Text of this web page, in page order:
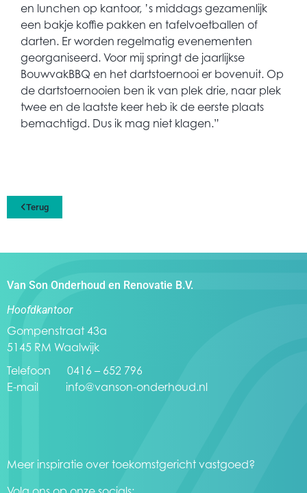
en lunchen op kantoor, ’s middags gezamenlijk
een bakje koffie pakken en tafelvoetballen of
darten. Er worden regelmatig evenementen
georganiseerd. Voor mij springt de jaarlijkse
BouwvakBBQ en het dartstoernooi er bovenuit. Op
de dartstoernooien ben ik van plek drie, naar plek
twee en de laatste keer heb ik de eerste plaats
bemachtigd. Dus ik mag niet klagen.”
Terug
Van Son Onderhoud en Renovatie B.V.
Hoofdkantoor
Gompenstraat 43a
5145 RM Waalwijk
Telefoon 0416 – 652 796
E-mail info@vanson-onderhoud.nl
Meer inspiratie over toekomstgericht vastgoed?